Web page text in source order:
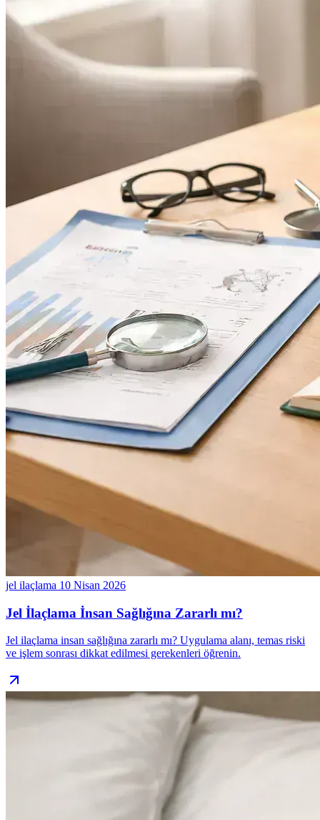
jel ilaçlama 10 Nisan 2026
Jel İlaçlama İnsan Sağlığına Zararlı mı?
Jel ilaçlama insan sağlığına zararlı mı? Uygulama alanı, temas riski
ve işlem sonrası dikkat edilmesi gerekenleri öğrenin.